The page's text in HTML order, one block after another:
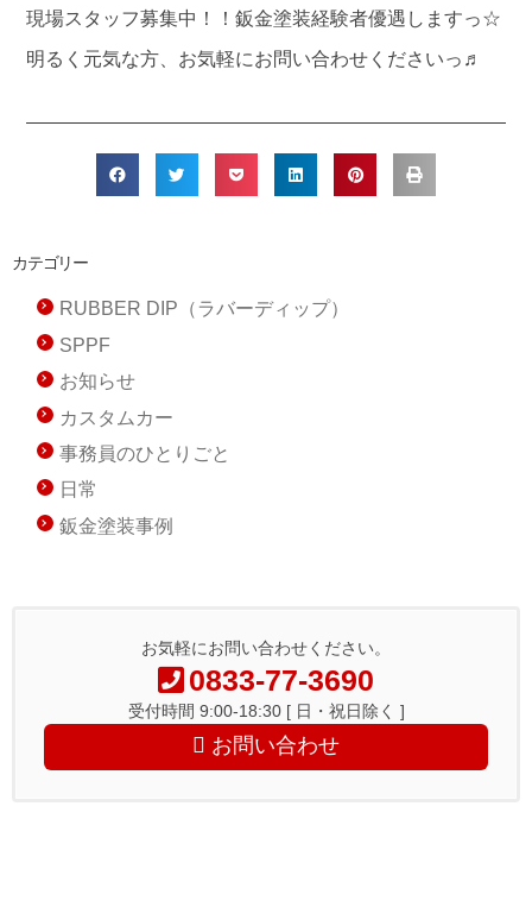
現場スタッフ募集中！！鈑金塗装経験者優遇しますっ☆
明るく元気な方、お気軽にお問い合わせくださいっ♬
カテゴリー
RUBBER DIP（ラバーディップ）
SPPF
お知らせ
カスタムカー
事務員のひとりごと
日常
鈑金塗装事例
お気軽にお問い合わせください。
0833-77-3690
受付時間 9:00-18:30 [ 日・祝日除く ]
お問い合わせ